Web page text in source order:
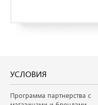
УСЛОВИЯ
Программа партнерства с